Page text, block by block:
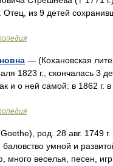
Отец, из 9 детей
— (Кохановская
1823 г., скончалась 3
и о ней самой: в 1862 г.
род. 28 авг. 1749
баловство умной и
много веселья, песен,